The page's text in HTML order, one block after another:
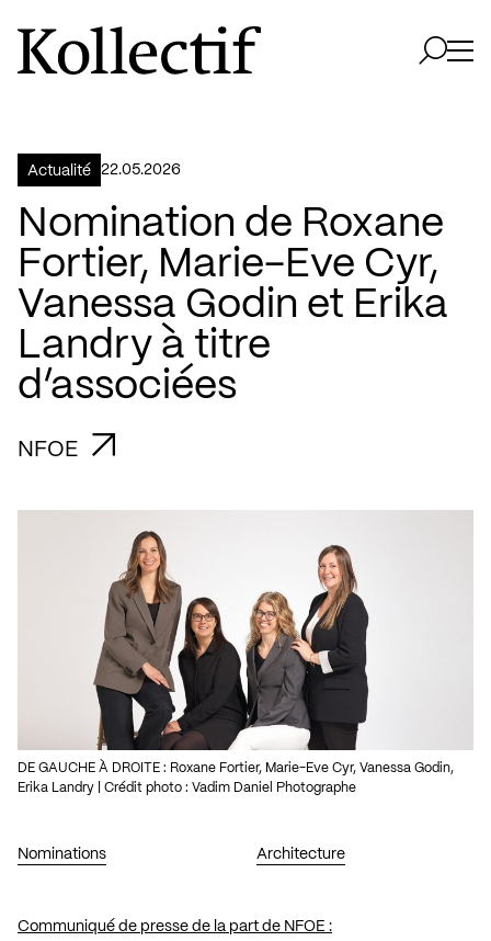
Aller à la page d'accueil
Logo Kollectif
Actualité 22.05.2026
Nomination de Roxane
Fortier, Marie-Eve Cyr,
Vanessa Godin et Erika
Landry à titre
d’associées
NFOE
Nominations Architecture
DE GAUCHE À DROITE : Roxane Fortier, Marie-Eve Cyr, Vanessa Godin,
Erika Landry | Crédit photo : Vadim Daniel Photographe
Communiqué de presse de la part de NFOE :